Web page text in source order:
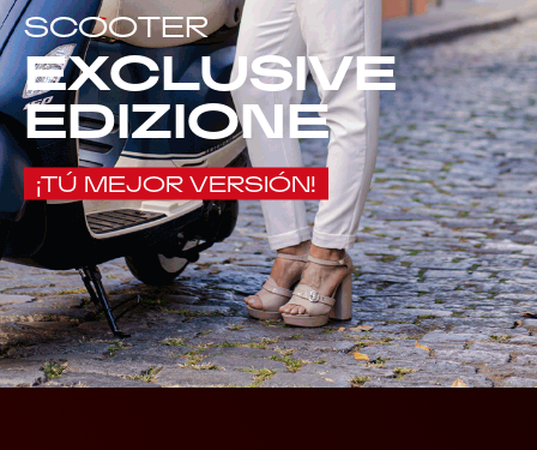
SCOOTER
EXCLUSIVE
EDIZIONE
¡TÚ MEJOR VERSIÓN!